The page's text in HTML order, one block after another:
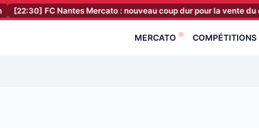
FC Nantes Mercato : nouveau coup dur pour la vente du club, c’est
MERCATO COMPÉTITIONS